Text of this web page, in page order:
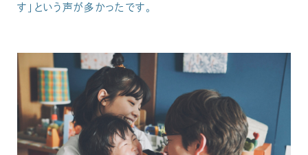
す」という声が多かったです。